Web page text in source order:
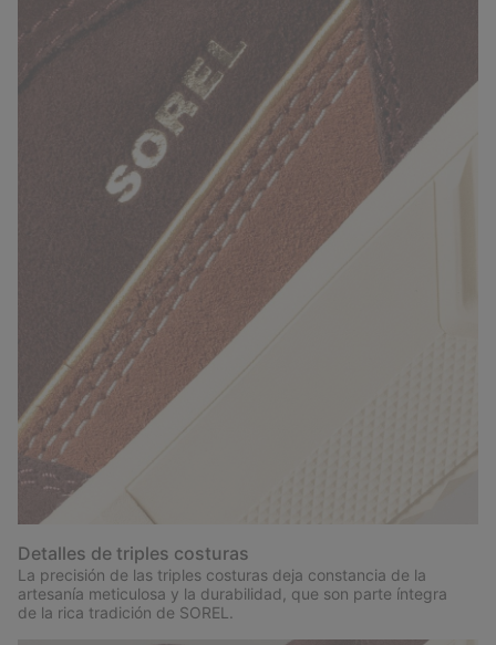
Detalles de triples costuras
La precisión de las triples costuras deja constancia de la
artesanía meticulosa y la durabilidad, que son parte íntegra
de la rica tradición de SOREL.